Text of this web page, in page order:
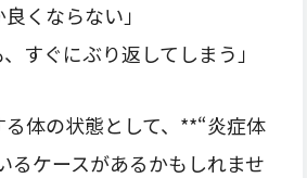
くならない」
すぐにぶり返してしまう」
体の状態として、**“炎症体
るケースがあるかもしれませ